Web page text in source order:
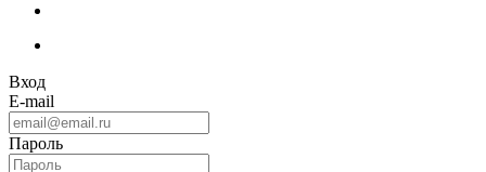
Вход
E-mail
Пароль